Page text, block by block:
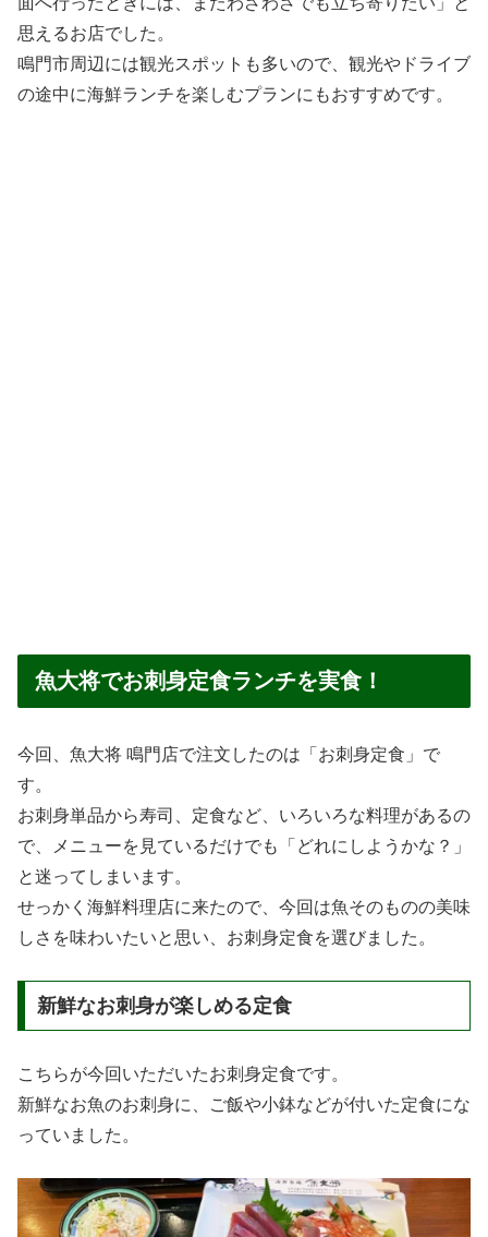
思えるお店でした。
鳴門市周辺には観光スポットも多いので、観光やドライブ
の途中に海鮮ランチを楽しむプランにもおすすめです。
魚大将でお刺身定食ランチを実食！
今回、魚大将 鳴門店で注文したのは「お刺身定食」で
す。
お刺身単品から寿司、定食など、いろいろな料理があるの
で、メニューを見ているだけでも「どれにしようかな？」
と迷ってしまいます。
せっかく海鮮料理店に来たので、今回は魚そのものの美味
しさを味わいたいと思い、お刺身定食を選びました。
新鮮なお刺身が楽しめる定食
こちらが今回いただいたお刺身定食です。
新鮮なお魚のお刺身に、ご飯や小鉢などが付いた定食にな
っていました。